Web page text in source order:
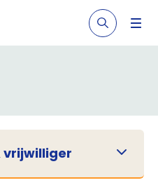
vrijwilliger